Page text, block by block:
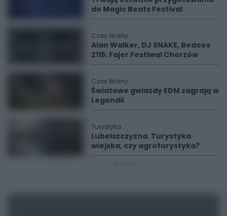
do Magic Beats Festival
Czas Wolny
Alan Walker, DJ SNAKE, Bedoes
2115: Fajer Festiwal Chorzów
Czas Wolny
Światowe gwiazdy EDM zagrają w
Legendii
Turystyka
Lubelszczyzna. Turystyka
wiejska, czy agroturystyka?